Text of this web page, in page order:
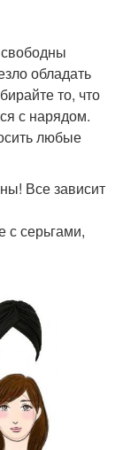
лица
с
для
круглого
лица
квадратного
лица
обладать
то, что
с нарядом.
любые
Все зависит
с серьгами,